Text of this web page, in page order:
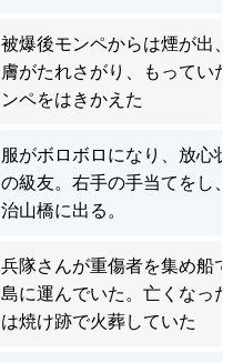
被爆後モンペからは煙が出
膚がたれさがり、もってい
ンペをはきかえた
服がボロボロになり、放心
の級友。右手の手当てをし
治山橋に出る。
兵隊さんが重傷者を集め船
島に運んでいた。亡くなっ
は焼け跡で火葬していた